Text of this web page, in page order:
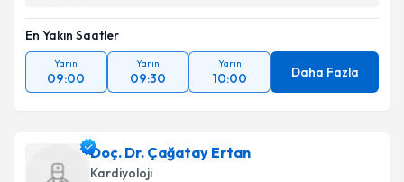
En Yakın Saatler
Yarın
09:00
Yarın
09:30
Yarın
10:00 Daha Fazla
Doç. Dr. Çağatay Ertan
Kardiyoloji